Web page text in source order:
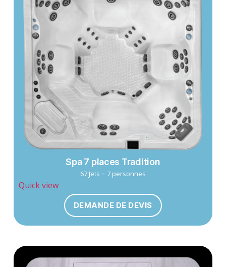
Spa 7 places Tradition
67 Jets - 7 personnes
Quick view
DEMANDE DE DEVIS